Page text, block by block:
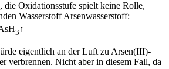
die Oxidationsstufe spielt keine Rolle,
Wasserstoff Arsenwasserstoff:
3 ↑
eigentlich an der Luft zu Arsen(III)-
verbrennen. Nicht aber in diesem Fall, da